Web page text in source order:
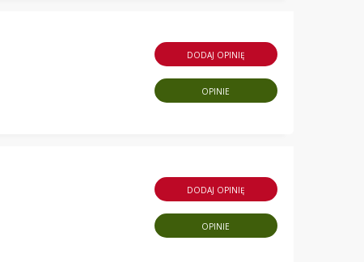
DODAJ OPINIĘ
OPINIE
DODAJ OPINIĘ
OPINIE